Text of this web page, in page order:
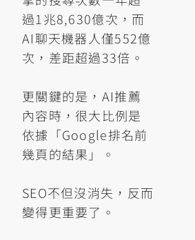
過1兆8,630億次，而
AI聊天機器人僅552億
次，差距超過33倍。
更關鍵的是，AI推薦
內容時，很大比例是
依據「Google排名前
幾頁的結果」。
SEO不但沒消失，反而
變得更重要了。